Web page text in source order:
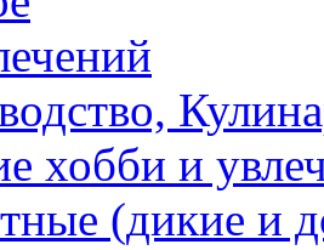
хобби и
(дикие и